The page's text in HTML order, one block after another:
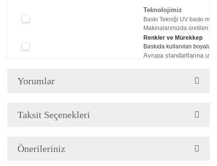
Teknolojimiz
Baskı Tekniği UV baskı
Makinalarımızda üretilen
Renkler ve Mürekkep
Baskıda kullanılan
Avrupa standartlarına
Çerçeveli Tablolarınız
Yorumlar
Taksit Seçenekleri
Önerileriniz